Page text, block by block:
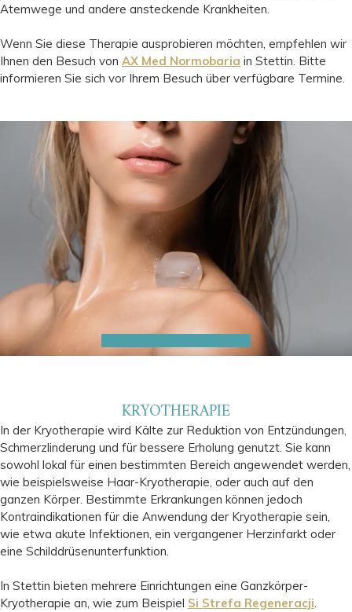
Atemwege und andere ansteckende Krankheiten.
Wenn Sie diese Therapie ausprobieren möchten, empfehlen wir
Ihnen den Besuch von AX Med Normobaria in Stettin. Bitte
informieren Sie sich vor Ihrem Besuch über verfügbare Termine.
KRYOTHERAPIE
In der Kryotherapie wird Kälte zur Reduktion von Entzündungen,
Schmerzlinderung und für bessere Erholung genutzt. Sie kann
sowohl lokal für einen bestimmten Bereich angewendet werden,
wie beispielsweise Haar-Kryotherapie, oder auch auf den
ganzen Körper. Bestimmte Erkrankungen können jedoch
Kontraindikationen für die Anwendung der Kryotherapie sein,
wie etwa akute Infektionen, ein vergangener Herzinfarkt oder
eine Schilddrüsenunterfunktion.
In Stettin bieten mehrere Einrichtungen eine Ganzkörper-
Kryotherapie an, wie zum Beispiel Si Strefa Regeneracji.